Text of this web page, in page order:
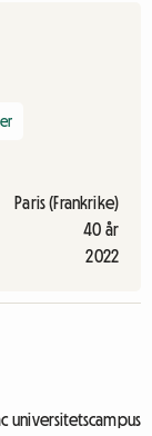
Paris (Frankrike)
40 år
2022
universitetscampus